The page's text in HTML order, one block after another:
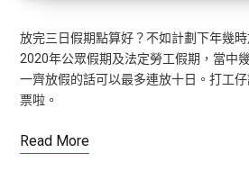
放完三日假期點算好？不如計劃下年幾
2020年公眾假期及法定勞工假期，當中
一齊放假的話可以最多連放十日。打工
票啦。
Read More